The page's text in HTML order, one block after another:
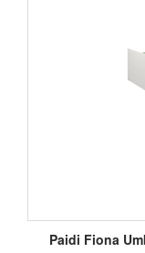
Paidi Fiona